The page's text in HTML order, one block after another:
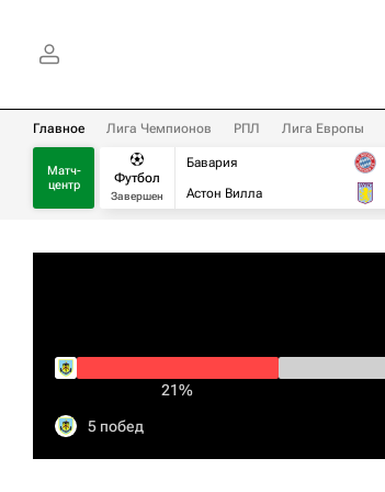
Главное Лига Чемпионов РПЛ Лига Европы
Матч-
центр
Футбол
Завершен
Бавария
Астон Вилла
21%
5 побед